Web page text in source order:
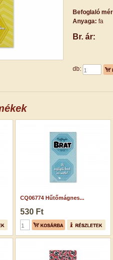
Befoglaló
Anyaga: fa
Br. ár:
db:
CQ06774 Hűtőmágnes...
530 Ft